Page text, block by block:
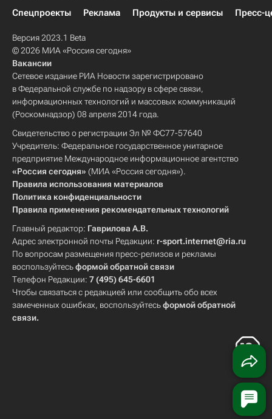
Спецпроекты
Реклама Продукты и сервисы Пресс-
Версия 2023.1 Beta
© 2026 МИА «Россия сегодня»
Вакансии
Сетевое издание РИА Новости зарегистрировано
в Федеральной службе по надзору в сфере связи,
информационных технологий и массовых коммуникаций
(Роскомнадзор) 08 апреля 2014 года.
Свидетельство о регистрации Эл № ФС77-57640
Учредитель: Федеральное государственное унитарное
предприятие Международное информационное агентство
«Россия сегодня» (МИА «Россия сегодня»).
Правила использования материалов
Политика конфиденциальности
Правила применения рекомендательных технологий
Главный редактор: Гаврилова А.В.
Адрес электронной почты Редакции: r-sport.internet@ria.ru
По вопросам размещения пресс-релизов и рекламы
воспользуйтесьформой обратной связи
Телефон Редакции: 7 (495) 645-6601
Чтобы связаться с редакцией или сообщить обо всех
замеченных ошибках, воспользуйтесьформой обратной
связи.